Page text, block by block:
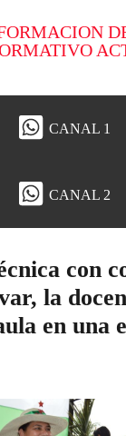
CANAL 1
CANAL 2
con
la
en una